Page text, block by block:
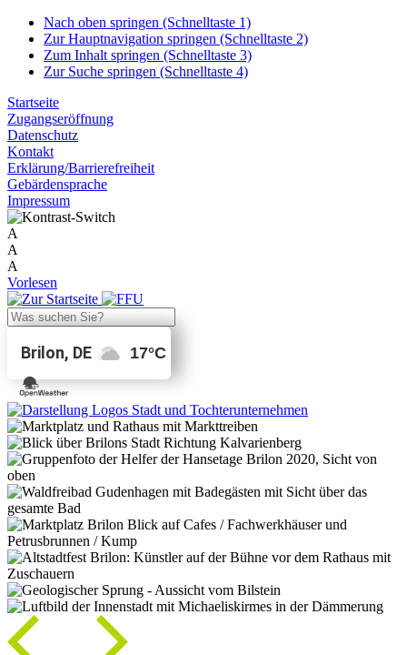
Nach oben springen (Schnelltaste 1)
Zur Hauptnavigation springen (Schnelltaste 2)
Zum Inhalt springen (Schnelltaste 3)
Zur Suche springen (Schnelltaste 4)
Startseite
Zugangseröffnung
Datenschutz
Kontakt
Erklärung/Barrierefreiheit
Gebärdensprache
Impressum
A
A
A
Vorlesen
Brilon, DE 17°C